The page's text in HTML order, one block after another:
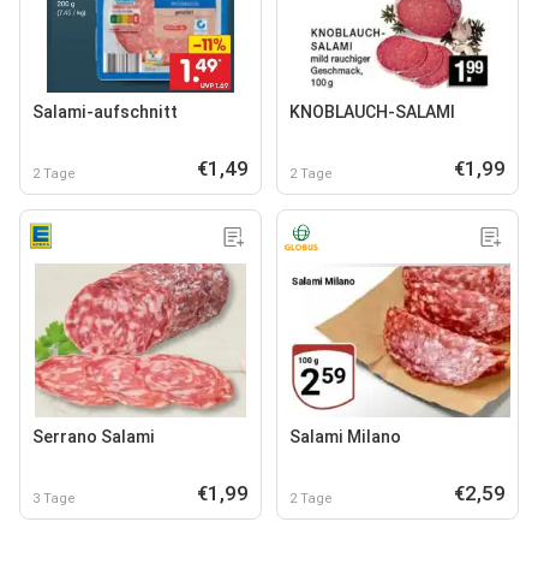
Salami-aufschnitt
2 Tage €1,49
KNOBLAUCH-SALAMI
2 Tage €1,99
Serrano Salami
3 Tage €1,99
Salami Milano
2 Tage €2,59